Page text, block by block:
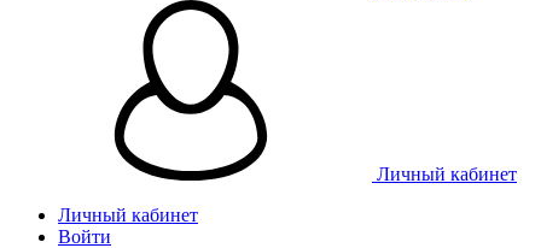
Личный кабинет
Личный кабинет
Войти